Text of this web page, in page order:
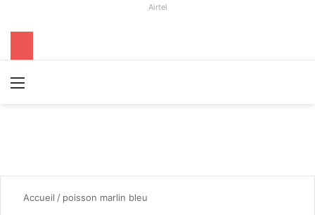
Airtel
Accueil / poisson marlin bleu